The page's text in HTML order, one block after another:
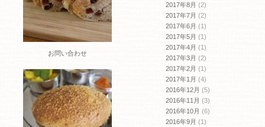
お問い合わせ
2017年8月 (2)
2017年7月 (2)
2017年6月 (1)
2017年5月 (1)
2017年4月 (1)
2017年3月 (2)
2017年2月 (1)
2017年1月 (4)
2016年12月 (5)
2016年11月 (3)
2016年10月 (6)
2016年9月 (1)